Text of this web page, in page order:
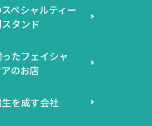
ペシャルティー
タンド
たフェイシャ
のお店
を成す会社